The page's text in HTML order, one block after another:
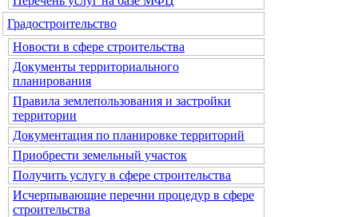
Градостроительство
Новости в сфере строительства
Документы территориального
планирования
Правила землепользования и застройки
территории
Документация по планировке территорий
Приобрести земельный участок
Получить услугу в сфере строительства
Исчерпывающие перечни процедур в сфере
строительства